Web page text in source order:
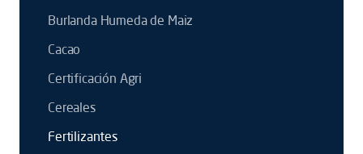
Burlanda Humeda de Maiz
Cacao
Certificación Agri
Cereales
Fertilizantes